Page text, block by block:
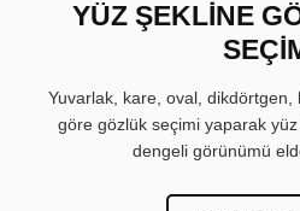
YÜZ ŞEKLİNE
Yuvarlak, kare, oval,
göre gözlük seçimi yaparak
dengeli görünümü